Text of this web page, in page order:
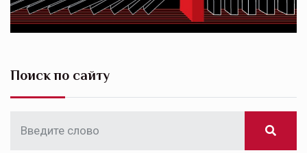
Поиск по сайту